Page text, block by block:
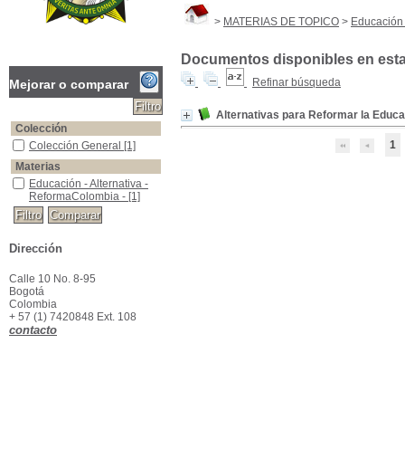
> MATERIAS DE TOPICO >
Documentos disponibles en
Refinar búsqueda
Alternativas para Reformar la
1
Mejorar o comparar
Colección
Colección General
Colección General [1]
Materias
Educación - Alternativa - ReformaColombia -
Educación - Alternativa -
ReformaColombia - [1]
Dirección
Calle 10 No. 8-95
Bogotá
Colombia
+ 57 (1) 7420848 Ext. 108
contacto